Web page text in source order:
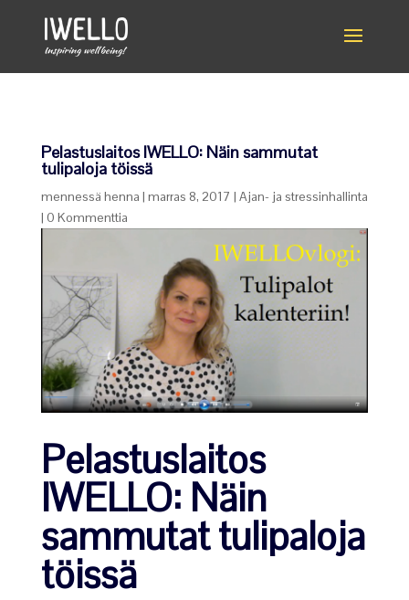
Pelastuslaitos IWELLO: Näin sammutat
tulipaloja töissä
mennessä henna | marras 8, 2017 | Ajan- ja stressinhallinta
| 0 Kommenttia
Pelastuslaitos
IWELLO: Näin
sammutat tulipaloja
töissä